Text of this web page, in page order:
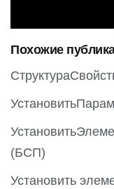
o
u
s
Похожие
(БСП)
Установить